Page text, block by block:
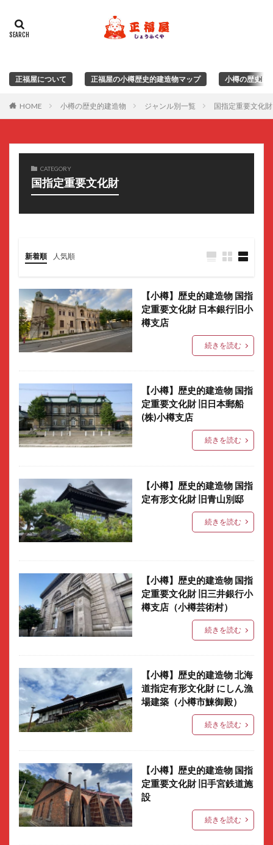
正福屋について 正福屋の小樽歴史的建造物マップ 小樽の歴史的
HOME 小樽の歴史的建造物 ジャンル別一覧 国指定重要文化財
CATEGORY
国指定重要文化財
新着順 人気順
【小樽】歴史的建造物 国指
定重要文化財 日本銀行旧小
樽支店
続きを読む
【小樽】歴史的建造物 国指
定重要文化財 旧日本郵船
(株)小樽支店
続きを読む
【小樽】歴史的建造物 国指
定有形文化財 旧青山別邸
続きを読む
【小樽】歴史的建造物 国指
定重要文化財 旧三井銀行小
樽支店（小樽芸術村）
続きを読む
【小樽】歴史的建造物 北海
道指定有形文化財 にしん漁
場建築（小樽市鰊御殿）
続きを読む
【小樽】歴史的建造物 国指
定重要文化財 旧手宮鉄道施
設
続きを読む